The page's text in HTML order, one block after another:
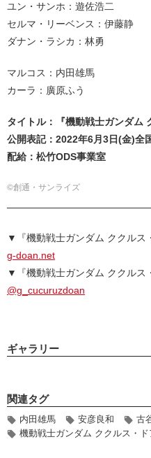
ユン・サンホ：遊佐浩二
セルマ・リーベンス：伊藤静
ダナン・ラシカ：林勇
マルコス：内田雄馬
カーラ：廣原ふう
タイトル：『機動戦士ガンダム
公開表記：2022年6月3日(金)全
配給：松竹ODS事業室
©創通・サンライズ
▼『機動戦士ガンダム ククルス
g-doan.net
▼『機動戦士ガンダム ククルス
@g_cucuruzdoan
ギャラリー
関連タグ
内田雄馬 安彦良和 古
機動戦士ガンダム ククルス・ド